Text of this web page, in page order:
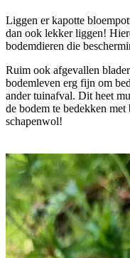
Liggen er kapotte
dan ook lekker liggen!
bodemdieren die
Ruim ook afgevallen
bodemleven erg fijn om
ander tuinafval. Dit heet
de bodem te bedekken
schapenwol!